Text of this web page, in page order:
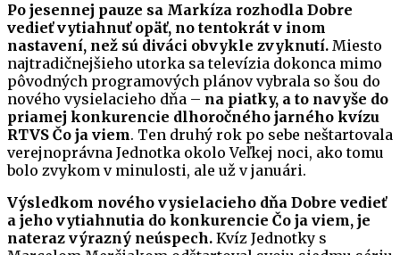
Po jesennej pauze sa Markíza rozhodla Dobre
vedieť vytiahnuť opäť, no tentokrát v inom
nastavení, než sú diváci obvykle zvyknutí. Miesto
najtradičnejšieho utorka sa televízia dokonca mimo
pôvodných programových plánov vybrala so šou do
nového vysielacieho dňa – na piatky, a to navyše do
priamej konkurencie dlhoročného jarného kvízu
RTVS Čo ja viem. Ten druhý rok po sebe neštartovala
verejnoprávna Jednotka okolo Veľkej noci, ako tomu
bolo zvykom v minulosti, ale už v januári.
Výsledkom nového vysielacieho dňa Dobre vedieť
a jeho vytiahnutia do konkurencie Čo ja viem, je
nateraz výrazný neúspech. Kvíz Jednotky s